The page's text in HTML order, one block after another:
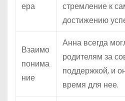
ера
стремление к
достижению
Взаимо
понима
ние
Анна всегда
родителям за
поддержкой, и
время для нее.